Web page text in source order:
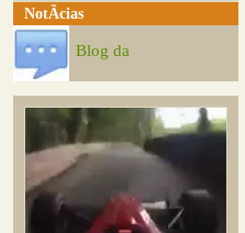
NotÃ­cias
Blog da